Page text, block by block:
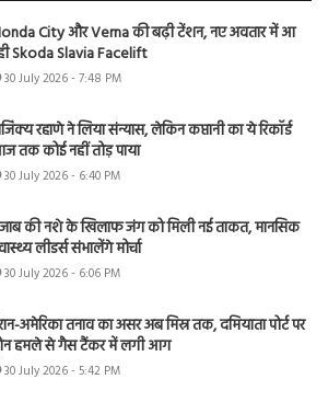
City और Verna की बढ़ी टेंशन, नए अवतार में आ
Skoda Slavia Facelift
30 July 2026 - 7:48 PM
रहाणे ने लिया संन्यास, लेकिन कप्तानी का ये रिकॉर्ड
तक कोई नहीं तोड़ पाया
30 July 2026 - 6:40 PM
की नशे के खिलाफ जंग को मिली नई ताकत, मानसिक
लीडर्स संभालेंगे मोर्चा
30 July 2026 - 6:06 PM
अमेरिका तनाव का असर अब मिस्र तक, दमियाता पोर्ट पर
हमले से गैस टैंकर में लगी आग
30 July 2026 - 5:42 PM